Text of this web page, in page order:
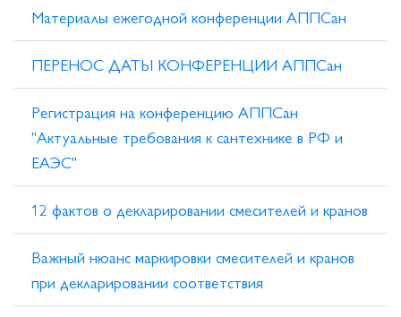
Материалы ежегодной конференции АППСан
ПЕРЕНОС ДАТЫ КОНФЕРЕНЦИИ АППСан
Регистрация на конференцию АППСан
"Актуальные требования к сантехнике в РФ и
ЕАЭС​"
12 фактов о декларировании смесителей и кранов
Важный нюанс маркировки смесителей и кранов
при декларировании соответствия